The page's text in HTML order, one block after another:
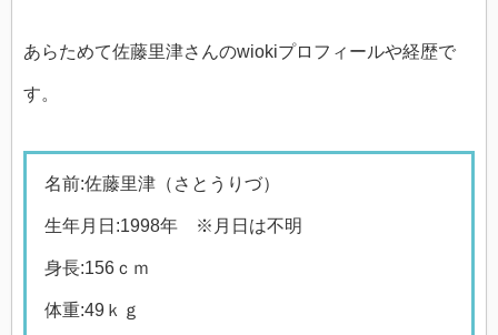
あらためて佐藤里津さんのwiokiプロフィールや経歴で
す。
名前:佐藤里津（さとうりづ）
生年月日:1998年 ※月日は不明
身長:156ｃｍ
体重:49ｋｇ